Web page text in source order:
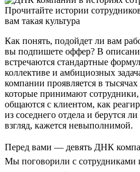
Прочитайте истории
вам такая культура
Как понять, подойдет ли вам
вы подпишете оффер? В
встречаются стандартные
коллективе и амбициозных
компании проявляется в
которые принимают
общаются с клиентом, как
из соседнего отдела и берутся
взгляд, кажется невыполнимой.
Перед вами — девять ДНК
Мы поговорили с сотрудниками